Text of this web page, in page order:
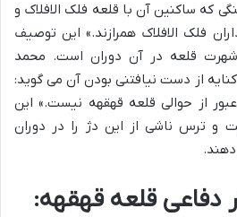
که ساکنین آن با قلعه فلک الافلاک و
فلک الافلاک همرازند.» این توصیف
قلعه در آن دوران است. محمد
از دست نیافتنی بودن آن می گوید:
از حوالی قلعه قهقهه نیست.» این
و ترس ناشی از این دژ را در دوران
دفاعی قلعه قهقهه: